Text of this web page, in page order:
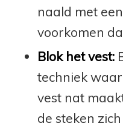
naald met
voorkomen
Blok het vest:
techniek
vest nat
de steken